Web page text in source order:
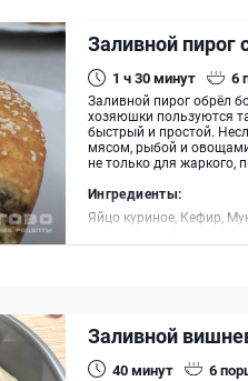
Заливной пирог
1 ч 30минут 6
Заливной пирог обрёл
хозяюшки пользуются
быстрый и простой.
мясом, рыбой и
не только для жаркого,
Ингредиенты:
Яйцо куриное, Кефир,
Заливной
40минут 6